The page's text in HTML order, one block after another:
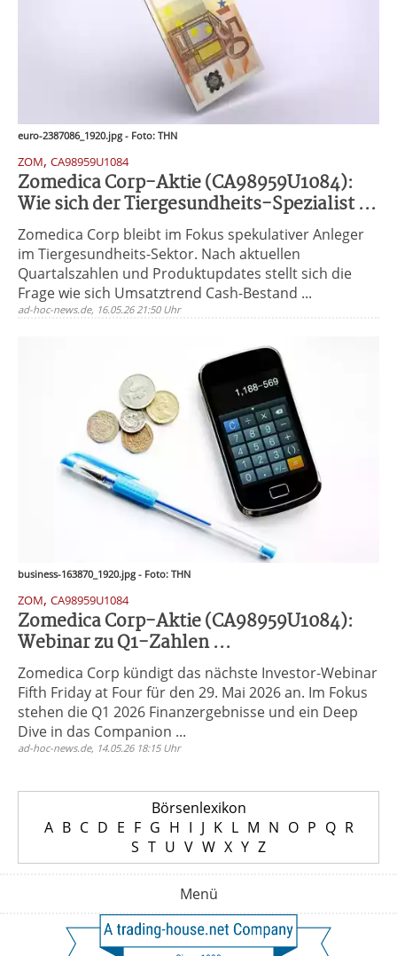
euro-2387086_1920.jpg - Foto: THN
ZOM, CA98959U1084
Zomedica Corp-Aktie (CA98959U1084):
Wie sich der Tiergesundheits-Spezialist ...
Zomedica Corp bleibt im Fokus spekulativer Anleger
im Tiergesundheits-Sektor. Nach aktuellen
Quartalszahlen und Produktupdates stellt sich die
Frage wie sich Umsatztrend Cash-Bestand ...
ad-hoc-news.de, 16.05.26 21:50 Uhr
business-163870_1920.jpg - Foto: THN
ZOM, CA98959U1084
Zomedica Corp-Aktie (CA98959U1084):
Webinar zu Q1-Zahlen ...
Zomedica Corp kündigt das nächste Investor-Webinar
Fifth Friday at Four für den 29. Mai 2026 an. Im Fokus
stehen die Q1 2026 Finanzergebnisse und ein Deep
Dive in das Companion ...
ad-hoc-news.de, 14.05.26 18:15 Uhr
Börsenlexikon
A B C D E F G H I J K L M N O P Q R
S T U V W X Y Z
Menü